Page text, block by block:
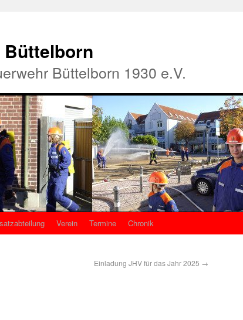
Büttelborn
Büttelborn 1930 e.V.
Verein Termine Chronik
Einladung JHV für das Jahr 2025 →